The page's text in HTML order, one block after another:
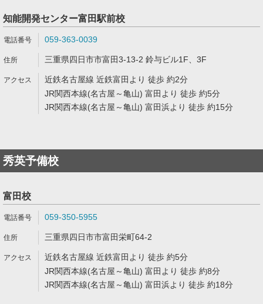
知能開発センター富田駅前校
059-363-0039
三重県四日市市富田3-13-2 鈴与ビル1F、3F
近鉄名古屋線 近鉄富田より 徒歩 約2分
JR関西本線(名古屋～亀山) 富田より 徒歩 約5分
JR関西本線(名古屋～亀山) 富田浜より 徒歩 約15分
秀英予備校
富田校
059-350-5955
三重県四日市市富田栄町64-2
近鉄名古屋線 近鉄富田より 徒歩 約5分
JR関西本線(名古屋～亀山) 富田より 徒歩 約8分
JR関西本線(名古屋～亀山) 富田浜より 徒歩 約18分